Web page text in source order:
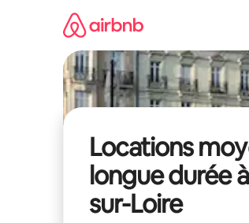
Locations
longue durée
sur-Loire